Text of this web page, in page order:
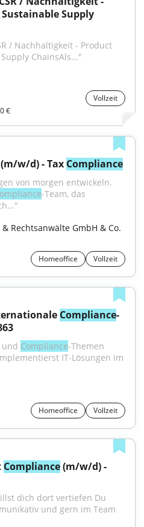
Supply
ChainsAls..."
Vollzeit
€
w/d) - Tax Compliance
von morgen entwickeln.
-Team, das
Rechtsanwälte GmbH & Co.
Homeoffice Vollzeit
Compliance-
Compliance-Themen
IT-Lösungen im
Homeoffice Vollzeit
Compliance (m/w/d) -
dich dort vertiefen Du
und gern im Team